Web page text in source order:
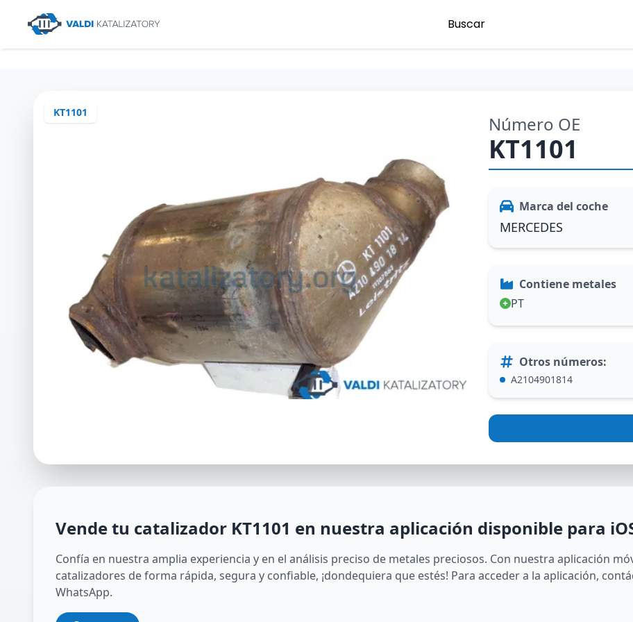
Buscar
KT1101
Número OE
KT1101
Marca del coche
MERCEDES
Contiene metales
PT
Otros números:
A2104901814
Vende tu catalizador KT1101 en nuestra aplicación disponible para
Confía en nuestra amplia experiencia y en el análisis preciso de metales preciosos. Con nuestra aplicación
catalizadores de forma rápida, segura y confiable, ¡dondequiera que estés! Para acceder a la aplicación,
WhatsApp.